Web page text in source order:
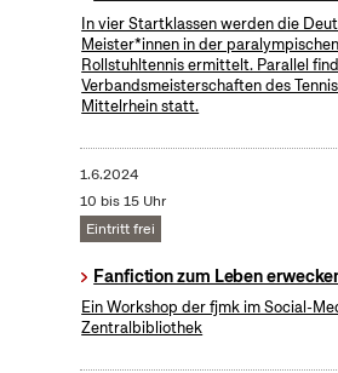
In vier Startklassen werden die
Meister*innen in der
Rollstuhltennis ermittelt. Parallel
Verbandsmeisterschaften des
Mittelrhein statt.
1.6.2024
10 bis 15 Uhr
Eintritt frei
Fanfiction zum Leben
Ein Workshop der fjmk im Social-
Zentralbibliothek